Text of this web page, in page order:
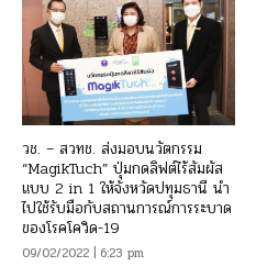
วช. – สวทช. ส่งมอบนวัตกรรม
“MagikTuch” ปุ่มกดลิฟต์ไร้สัมผัส
แบบ 2 in 1 ให้จังหวัดปทุมธานี นำ
ไปใช้รับมือกับสถานการณ์การระบาด
ของโรคโควิด-19
09/02/2022 | 6:23 pm